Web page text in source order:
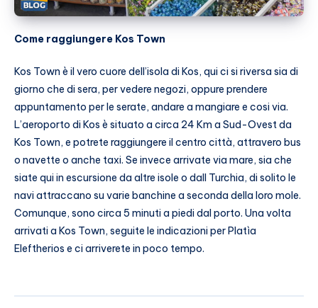
Come raggiungere Kos Town
Kos Town è il vero cuore dell’isola di Kos, qui ci si riversa sia di
giorno che di sera, per vedere negozi, oppure prendere
appuntamento per le serate, andare a mangiare e cosi via.
L’aeroporto di Kos è situato a circa 24 Km a Sud-Ovest da
Kos Town, e potrete raggiungere il centro città, attravero bus
o navette o anche taxi. Se invece arrivate via mare, sia che
siate qui in escursione da altre isole o dall Turchia, di solito le
navi attraccano su varie banchine a seconda della loro mole.
Comunque, sono circa 5 minuti a piedi dal porto. Una volta
arrivati a Kos Town, seguite le indicazioni per Platìa
Eleftherios e ci arriverete in poco tempo.